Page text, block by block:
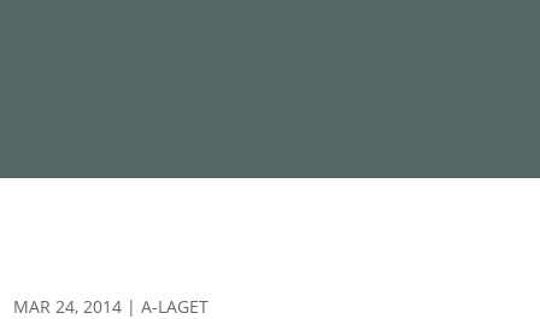
MAR 24, 2014 |A-LAGET